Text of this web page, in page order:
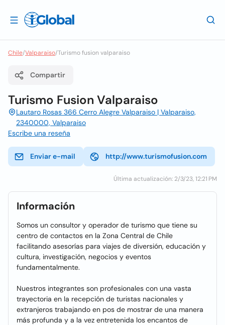
Chile/Valparaiso/Turismo fusion valparaiso
Compartir
Turismo Fusion Valparaiso
Lautaro Rosas 366 Cerro Alegre Valparaiso | Valparaiso,
2340000, Valparaiso
Escribe una reseña
Enviar e-mail http://www.turismofusion.com
Última actualización: 2/3/23, 12:21 PM
Información
Somos un consultor y operador de turismo que tiene su
centro de contactos en la Zona Central de Chile
facilitando asesorías para viajes de diversión, educación y
cultura, investigación, negocios y eventos
fundamentalmente.
Nuestros integrantes son profesionales con una vasta
trayectoria en la recepción de turistas nacionales y
extranjeros trabajando en pos de mostrar de una manera
más profunda y a la vez entretenida los encantos de